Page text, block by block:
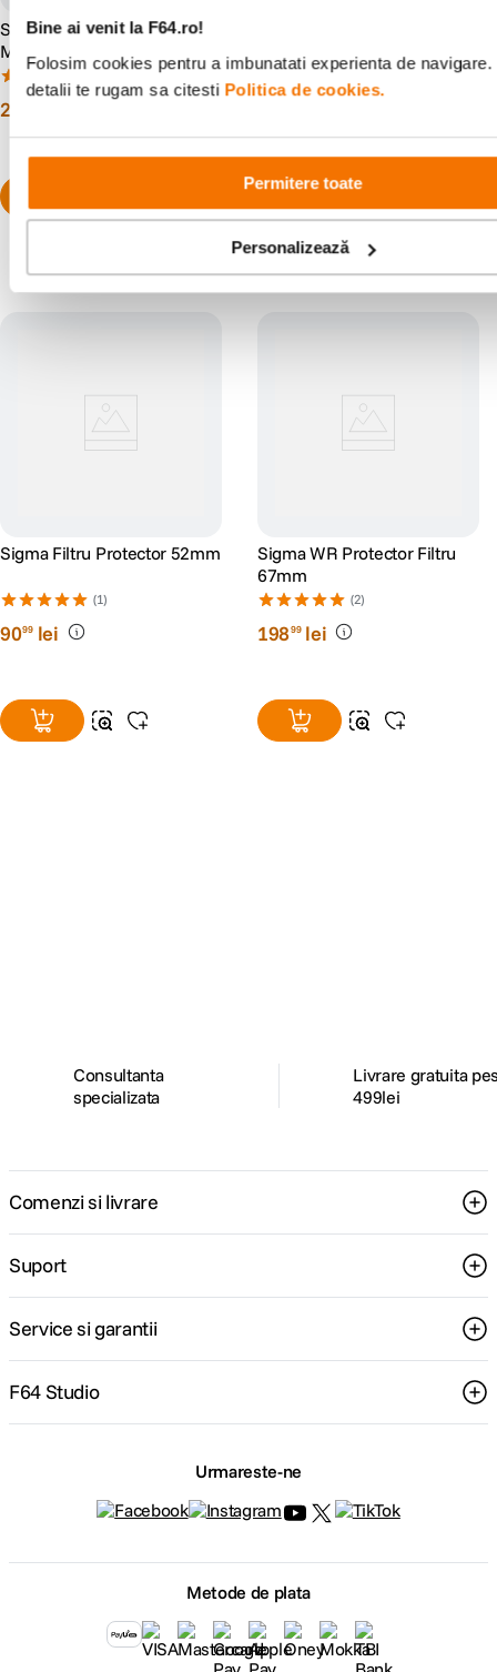
Bine ai venit la F64.ro!
Folosim cookies pentru a imbunatati experienta de navigare.
detalii te rugam sa citesti Politica de cookies.
Permitere toate
Personalizează
Sigma 56mm Obiectiv Foto
Mirrorless F1.4
Contemporary MFT
(3)
2
Pro Obiectiv Foto Mirrorless
Montura MFT
(0)
Populare în aceeași categorie
Sigma Filtru Protector 52mm
(1)
9099 lei
Sigma WR Protector Filtru
67mm
(2)
19899 lei
Consultanta
specializata
Livrare gratuita
499lei
Comenzi si livrare
Suport
Service si garantii
F64 Studio
Urmareste-ne
Metode de plata